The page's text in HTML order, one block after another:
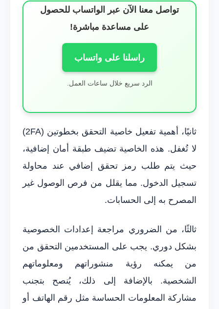
تواصل معنا الآن عبر الواتساب للحصول
على مساعدة مباشرة!
راسلنا على واتساب
الرد سريع خلال ساعات العمل.
ثانيًا، أهمية تفعيل خاصية التحقق بخطوتين (2FA)
لا تُغفل. هذه الخاصية تضيف طبقة أمان إضافية،
حيث يتم طلب رمز تحقق إضافي عند محاولة
تسجيل الدخول. مما يقلل من فرص الوصول غير
المصرح به إلى الحسابات.
ثالثًا، من الضروري مراجعة إعدادات الخصوصية
بشكل دوري. يجب على المستخدمين التحقق من
من يمكنه رؤية منشوراتهم ومعلوماتهم
الشخصية. بالإضافة إلى ذلك، يُنصح بتجنب
مشاركة المعلومات الحساسة مثل رقم الهاتف أو